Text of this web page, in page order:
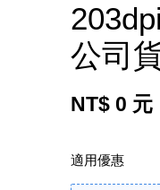
公司
NT$ 0 元
適用優惠